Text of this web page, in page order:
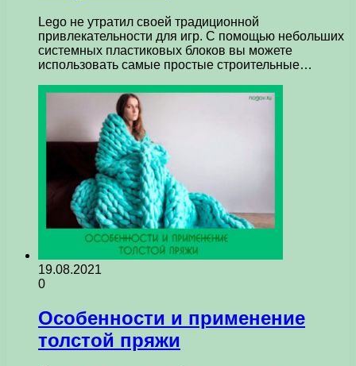
Lego не утратил своей традиционной
привлекательности для игр. С помощью небольших
системных пластиковых блоков вы можете
использовать самые простые строительные…
19.08.2021
0
Особенности и применение
толстой пряжи